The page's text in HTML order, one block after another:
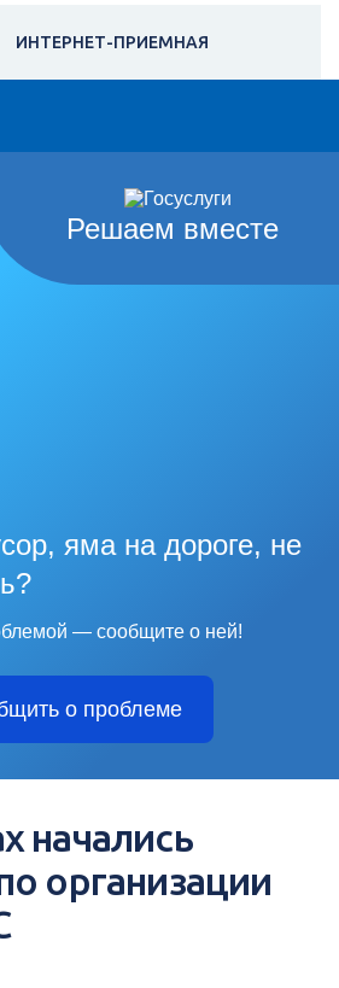
ИНТЕРНЕТ-ПРИЕМНАЯ
Решаем вместе
яма на дороге, не
— сообщите о ней!
о проблеме
начались
организации